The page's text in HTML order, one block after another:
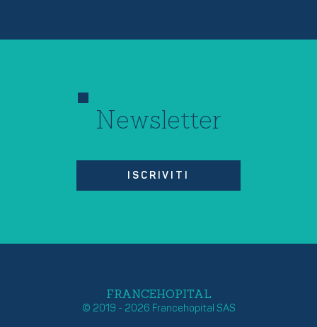
Newsletter
ISCRIVITI
FRANCEHOPITAL
© 2019 - 2026 Francehopital SAS